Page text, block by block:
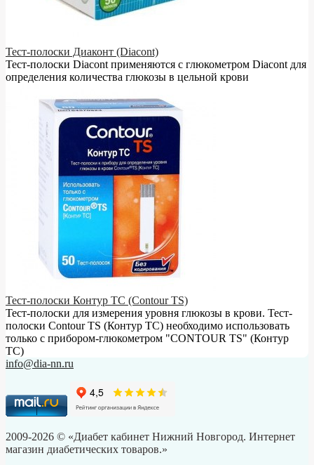
Тест-полоски Диаконт (Diacont)
Тест-полоски Diacont применяются с глюкометром Diacont для
определения количества глюкозы в цельной крови
Тест-полоски Контур ТС (Contour TS)
Тест-полоски для измерения уровня глюкозы в крови. Тест-
полоски Contour TS (Контур ТС) необходимо использовать
только с прибором-глюкометром "CONTOUR TS" (Контур
ТС)
info@dia-nn.ru
2009-2026 © «Диабет кабинет Нижний Новгород. Интернет
магазин диабетических товаров.»